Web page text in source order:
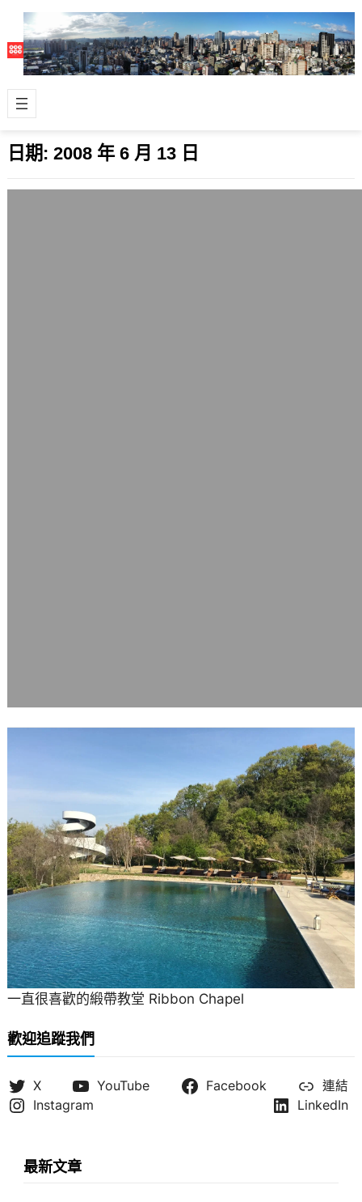
日期: 2008 年 6 月 13 日
一直很喜歡的緞帶教堂 Ribbon Chapel
歡迎追蹤我們
X YouTube Facebook
連結
Instagram
LinkedIn
最新文章